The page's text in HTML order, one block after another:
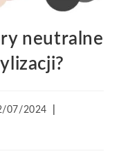
neutralne
07/2024